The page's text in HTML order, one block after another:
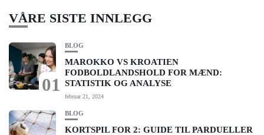
VÅRE SISTE INNLEGG
01
BLOG
MAROKKO VS KROATIEN
FODBOLDLANDSHOLD FOR MÆND:
STATISTIK OG ANALYSE
februar 21, 2024
BLOG
KORTSPIL FOR 2: GUIDE TIL PARDUELLER